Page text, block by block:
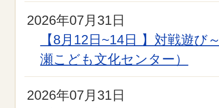
2026年07月31日
【8月12日~14日 】対戦遊び
瀬こども文化センター）
2026年07月31日